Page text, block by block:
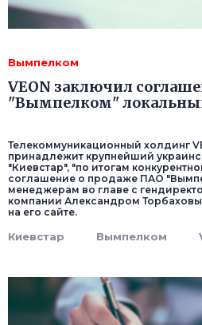
Вымпелком
VEON заключил
"Вымпелком"
Телекоммуникационный холдинг
принадлежит крупнейший
"Киевстар", "по итогам
соглашение о продаже ПАО
менеджерам во главе с
компании Александром
на его сайте.
Киевстар Вымпелком